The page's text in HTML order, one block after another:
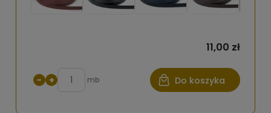
11,00 zł
− + mb Do koszyka